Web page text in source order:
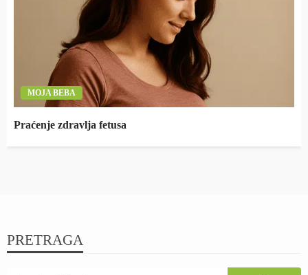
MOJA BEBA
Praćenje zdravlja fetusa
PRETRAGA